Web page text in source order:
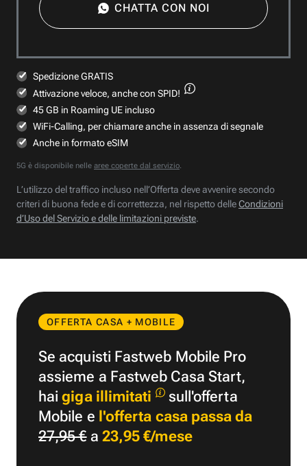
CHATTA CON NOI
Spedizione GRATIS
Attivazione veloce, anche con SPID!
45 GB in Roaming UE incluso
WiFi-Calling, per chiamare anche in assenza di segnale
Anche in formato eSIM
5G è disponibile nelle aree coperte dal servizio.
L’utilizzo del traffico incluso nell’Offerta deve avvenire secondo
criteri di buona fede e di correttezza, nel rispetto delleCondizioni
d’Uso del Servizio e delle limitazioni previste.
OFFERTA CASA + MOBILE
Se acquisti Fastweb Mobile Pro
assieme a Fastweb Casa Start,
haigiga illimitati
sull'offerta
Mobile e l'offerta casa passa da
27,95 €a 23,95 €/mese